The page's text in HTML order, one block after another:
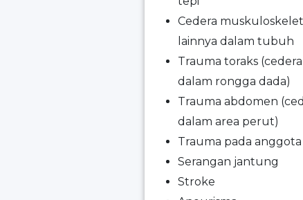
Cedera
lainnya dalam tubuh
Trauma toraks
dalam rongga dada)
Trauma abdomen
dalam area perut)
Trauma pada
Serangan jantung
Stroke